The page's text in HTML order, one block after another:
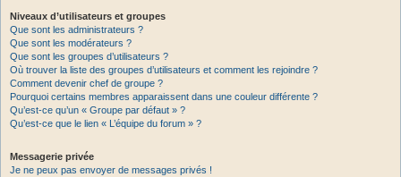
Niveaux d’utilisateurs et groupes
Que sont les administrateurs ?
Que sont les modérateurs ?
Que sont les groupes d’utilisateurs ?
Où trouver la liste des groupes d’utilisateurs et comment les rejoindre ?
Comment devenir chef de groupe ?
Pourquoi certains membres apparaissent dans une couleur différente ?
Qu’est-ce qu’un « Groupe par défaut » ?
Qu’est-ce que le lien « L’équipe du forum » ?
Messagerie privée
Je ne peux pas envoyer de messages privés !